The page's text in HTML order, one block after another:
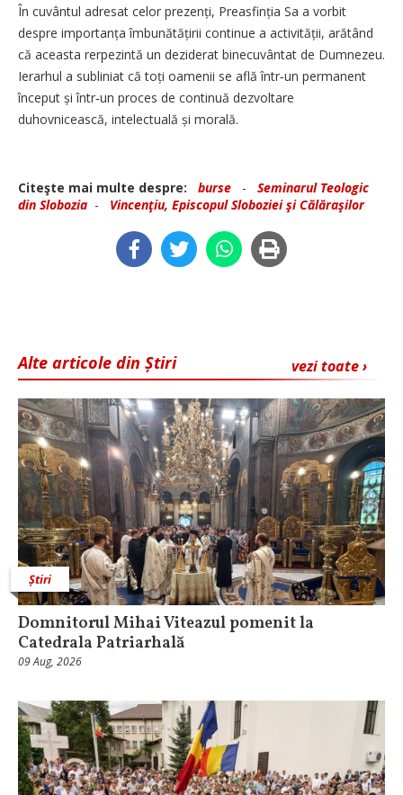
În cuvântul adresat celor prezenți, Preasfinția Sa a vorbit
despre importanța îmbunătățirii continue a activității, arătând
că aceasta rerpezintă un deziderat binecuvântat de Dumnezeu.
Ierarhul a subliniat că toți oamenii se află într‑un permanent
început și într‑un proces de continuă dezvoltare
duhovnicească, intelectuală și morală.
Citeşte mai multe despre: burse - Seminarul Teologic
din Slobozia - Vincenţiu, Episcopul Sloboziei şi Călăraşilor
vezi toate ›
Alte articole din Știri
Știri
Domnitorul Mihai Viteazul pomenit la
Catedrala Patriarhală
09 Aug, 2026